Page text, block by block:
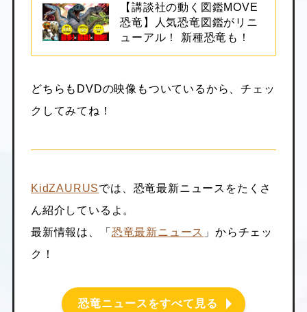
【講談社の動く図鑑MOVE
恐竜】人気恐竜図鑑がリニ
ューアル！ 新種恐竜も！
どちらもDVDの映像もついているから、チェッ
クしてみてね！
KidZAURUSでは、恐竜最新ニュースをたくさ
ん紹介しているよ。
最新情報は、「 恐竜最新ニュース 」からチェッ
ク！
恐竜ニュースをすべて見る